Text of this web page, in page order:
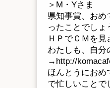
＞M・Yさま
県知事賞、お
ったことでしょ
ＨＰでＣＭを
わたしも、自
→http://
ほんとうにお
で忙しいことで